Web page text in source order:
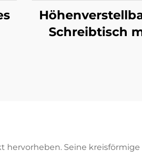
Schreibtisch
hervorheben. Seine kreisförmige